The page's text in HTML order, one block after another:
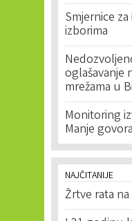
Smjernice
izborima
oglašavanje
mrežama u
Monitoring
Manje
NAJČITANIJE
Žrtve rata